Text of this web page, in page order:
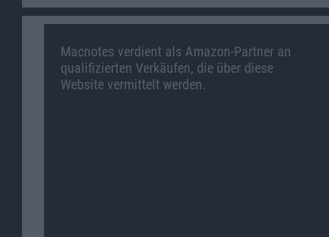
Macnotes verdient als Amazon-Partner an
qualifizierten Verkäufen, die über diese
Website vermittelt werden.